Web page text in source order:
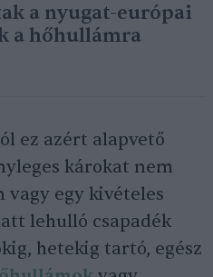
a nyugat-európai
a hőhullámra
ez azért alapvető
károkat nem
egy kivételes
lehulló csapadék
hetekig tartó, egész